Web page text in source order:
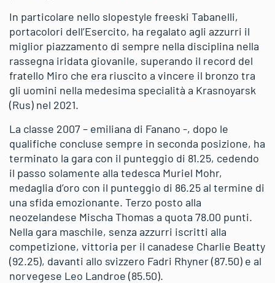
In particolare nello slopestyle freeski Tabanelli,
portacolori dell’Esercito, ha regalato agli azzurri il
miglior piazzamento di sempre nella disciplina nella
rassegna iridata giovanile, superando il record del
fratello Miro che era riuscito a vincere il bronzo tra
gli uomini nella medesima specialità a Krasnoyarsk
(Rus) nel 2021.
La classe 2007 – emiliana di Fanano -, dopo le
qualifiche concluse sempre in seconda posizione, ha
terminato la gara con il punteggio di 81.25, cedendo
il passo solamente alla tedesca Muriel Mohr,
medaglia d’oro con il punteggio di 86.25 al termine di
una sfida emozionante. Terzo posto alla
neozelandese Mischa Thomas a quota 78.00 punti.
Nella gara maschile, senza azzurri iscritti alla
competizione, vittoria per il canadese Charlie Beatty
(92.25), davanti allo svizzero Fadri Rhyner (87.50) e al
norvegese Leo Landroe (85.50).